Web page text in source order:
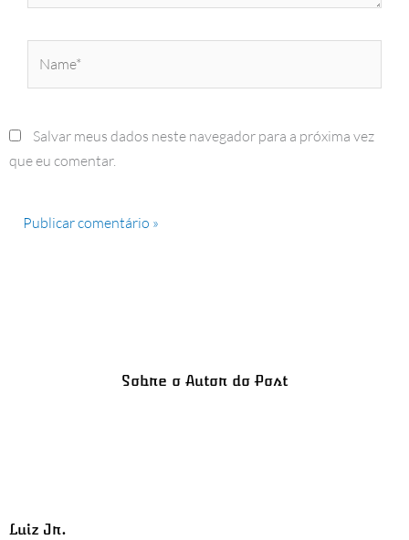
Salvar meus dados neste navegador para a próxima vez
que eu comentar.
Sobre o Autor do Post
Luiz Jr.